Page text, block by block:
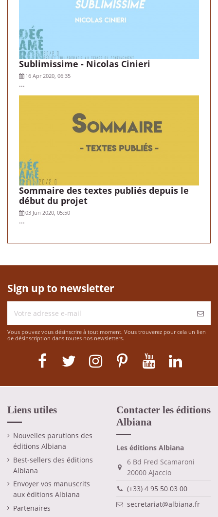
Sublimissime - Nicolas Cinieri
16 Apr 2020, 06:35
...
Sommaire des textes publiés depuis le
début du projet
03 Jun 2020, 05:50
...
Sign up to newsletter
Vous pouvez vous désinscrire à tout moment. Vous trouverez pour cela un lien
de désinscription dans toutes nos newsletters.
Liens utiles
Nouvelles parutions des
éditions Albiana
Best-sellers des éditions
Albiana
Envoyer vos manuscrits
aux éditions Albiana
Partenaires
Contacter les éditions
Albiana
Les éditions Albiana
6 Bd Fred Scamaroni
20000 Ajaccio
(+33) 4 95 50 03 00
secretariat@albiana.fr